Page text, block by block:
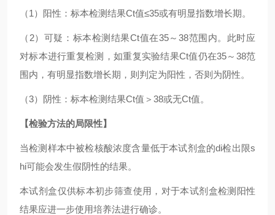
（1）阳性：标本检测结果Ct值≤35或有明显指数增长期。
（2）可疑：标本检测结果Ct值在35～38范围内。此时应
对标本进行重复检测，如重复实验结果Ct值仍在35～38范
围内，有明显指数增长期，则判定为阳性，否则为阴性。
（3）阴性：标本检测结果Ct值＞38或无Ct值。
【检验方法的局限性】
当检测样本中被检核酸浓度含量低于本试剂盒的di检出限s
hi可能会发生假阴性的结果。
本试剂盒仅供标本初步筛查使用，对于本试剂盒检测阳性
结果应进一步使用培养法进行确诊。